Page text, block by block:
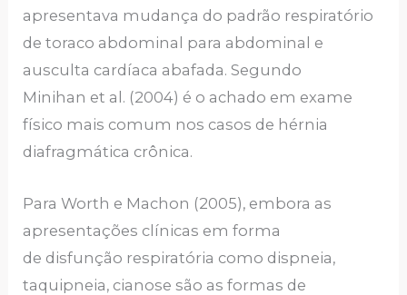
apresentava mudança do padrão respiratório
de toraco abdominal para abdominal e
ausculta cardíaca abafada. Segundo
Minihan et al. (2004) é o achado em exame
físico mais comum nos casos de hérnia
diafragmática crônica.
Para Worth e Machon (2005), embora as
apresentações clínicas em forma
de disfunção respiratória como dispneia,
taquipneia, cianose são as formas de